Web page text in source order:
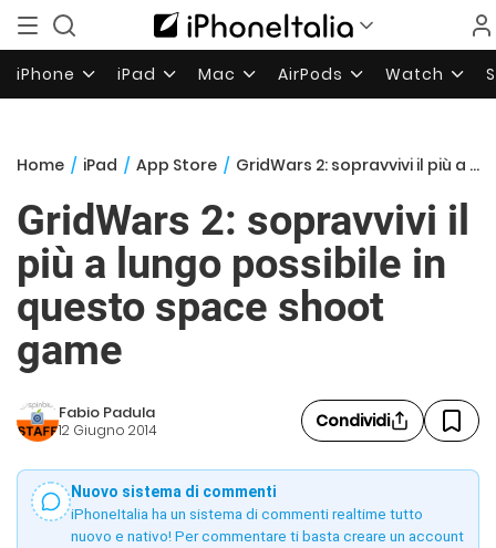
iPhone iPad Mac AirPods Watch
Home / iPad / App Store / GridWars 2: sopravvivi il più a lungo possibile in questo space shoot game
GridWars 2: sopravvivi il
più a lungo possibile in
questo space shoot
game
Fabio Padula
12 Giugno 2014 Condividi
Nuovo sistema di commenti
iPhoneItalia ha un sistema di commenti realtime tutto
nuovo e nativo! Per commentare ti basta creare un account